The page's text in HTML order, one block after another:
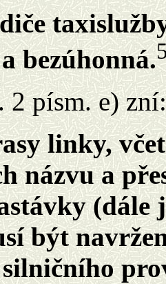
bezúhonná.
2 písm. e) zní:
linky,
názvu a
být
silničního